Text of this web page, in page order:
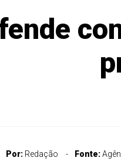
Por: Redação Fonte: